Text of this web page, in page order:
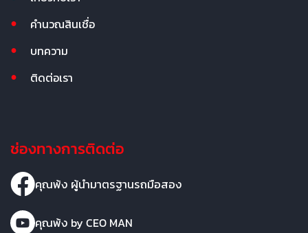
คำนวณสินเชื่อ
บทความ
ติดต่อเรา
ช่องทางการติดต่อ
คุณพ้ง ผู้นำมาตรฐานรถมือสอง
คุณพ้ง by CEO MAN